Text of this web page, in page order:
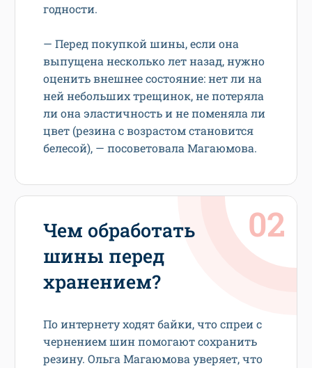
годности.
— Перед покупкой шины, если она
выпущена несколько лет назад, нужно
оценить внешнее состояние: нет ли на
ней небольших трещинок, не потеряла
ли она эластичность и не поменяла ли
цвет (резина с возрастом становится
белесой), — посоветовала Магаюмова.
Чем обработать
шины перед
хранением?
По интернету ходят байки, что спреи с
чернением шин помогают сохранить
резину. Ольга Магаюмова уверяет, что